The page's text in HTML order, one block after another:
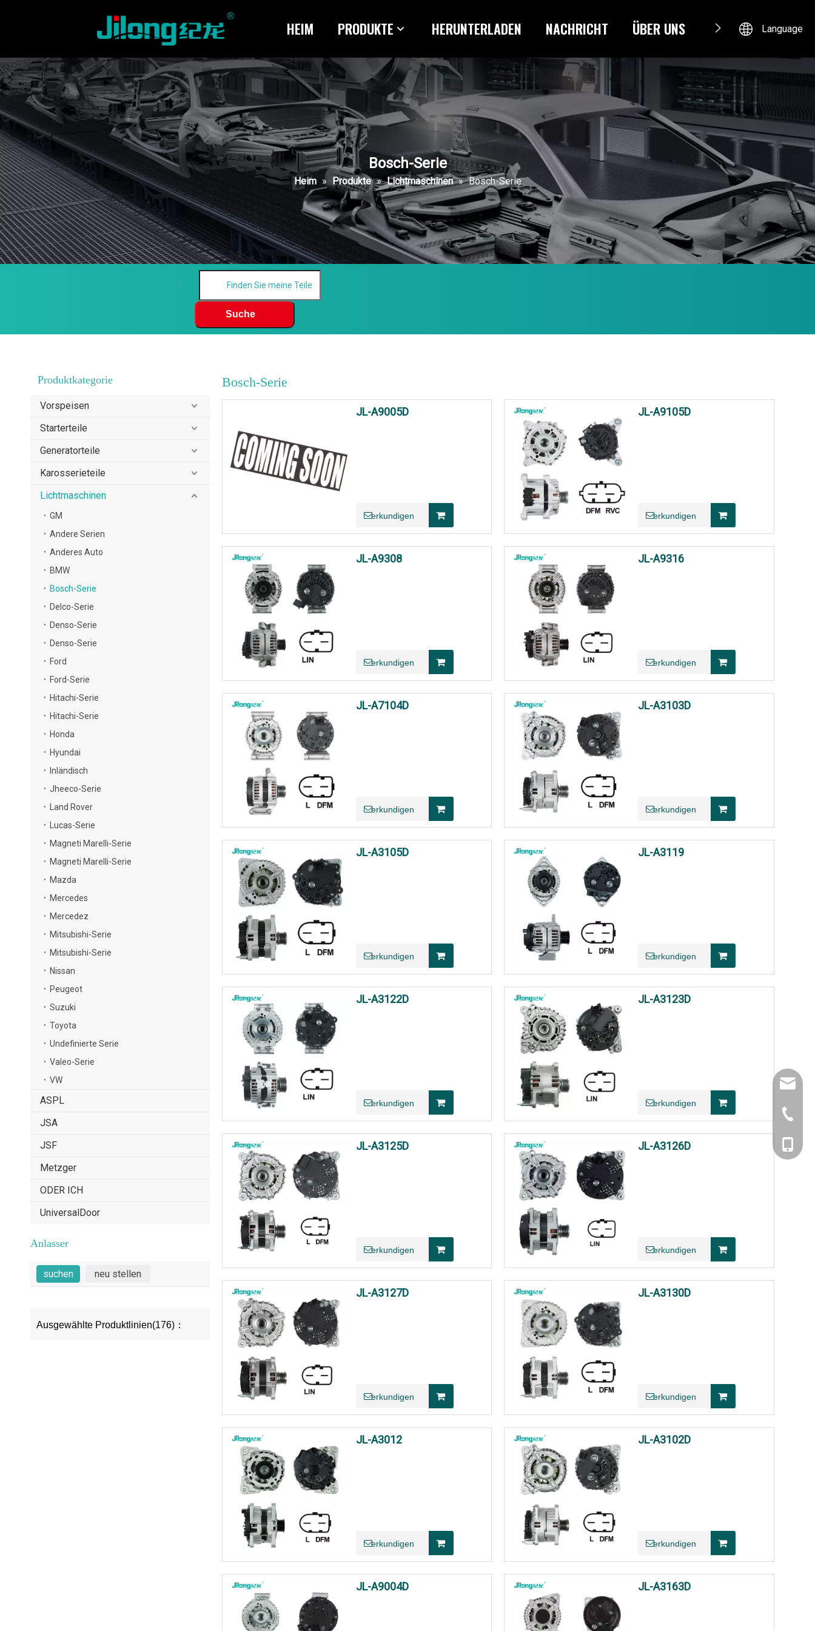
HEIM PRODUKTE HERUNTERLADEN NACHRICHT ÜBER UNS KONTAKTIERE UNS
Language
Bosch-Serie
Heim » Produkte » Lichtmaschinen » Bosch-Serie
Suche
Produktkategorie
Vorspeisen
Starterteile
Generatorteile
Karosserieteile
Lichtmaschinen
GM
Andere Serien
Anderes Auto
BMW
Bosch-Serie
Delco-Serie
Denso-Serie
Denso-Serie
Ford
Ford-Serie
Hitachi-Serie
Hitachi-Serie
Honda
Hyundai
Inländisch
Jheeco-Serie
Land Rover
Lucas-Serie
Magneti Marelli-Serie
Magneti Marelli-Serie
Mazda
Mercedes
Mercedez
Mitsubishi-Serie
Mitsubishi-Serie
Nissan
Peugeot
Suzuki
Toyota
Undefinierte Serie
Valeo-Serie
VW
ASPL
JSA
JSF
Metzger
ODER ICH
UniversalDoor
Anlasser
Ausgewählte Produktlinien(176)：
Bosch-Serie
JL-A9005D
erkundigen
JL-A9105D
erkundigen
JL-A9308
erkundigen
JL-A9316
erkundigen
JL-A7104D
erkundigen
JL-A3103D
erkundigen
JL-A3105D
erkundigen
JL-A3119
erkundigen
JL-A3122D
erkundigen
JL-A3123D
erkundigen
JL-A3125D
erkundigen
JL-A3126D
erkundigen
JL-A3127D
erkundigen
JL-A3130D
erkundigen
JL-A3012
erkundigen
JL-A3102D
erkundigen
JL-A9004D JL-A3163D
+86-
+86-